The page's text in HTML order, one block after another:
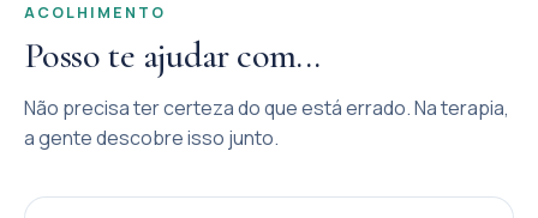
ACOLHIMENTO
Posso te ajudar com...
Não precisa ter certeza do que está errado. Na terapia,
a gente descobre isso junto.